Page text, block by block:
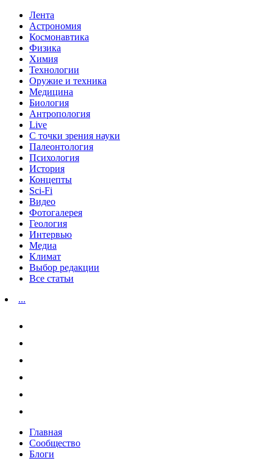
Лента
Астрономия
Космонавтика
Физика
Химия
Технологии
Оружие и техника
Медицина
Биология
Антропология
Live
С точки зрения науки
Палеонтология
Психология
История
Концепты
Sci-Fi
Видео
Фотогалерея
Геология
Интервью
Медиа
Климат
Выбор редакции
Все статьи
...
Главная
Сообщество
Блоги